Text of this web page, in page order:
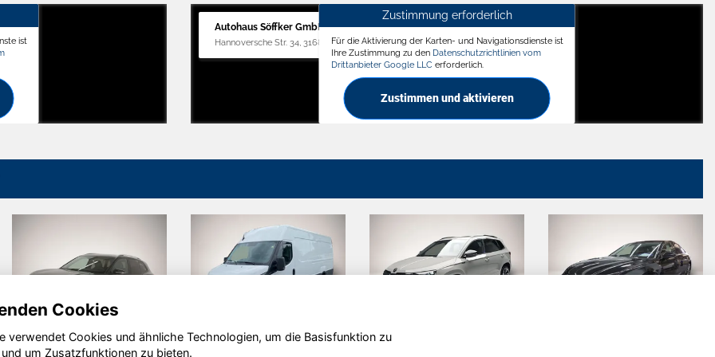
ist
Autohaus Söffker GmbH
Hannoversche Str. 34, 31688 Nienstädt
Zustimmung erforderlich
Für die Aktivierung der Karten- und Navigationsdienste ist
Ihre Zustimmung zu den Datenschutzrichtlinien vom
Drittanbieter Google LLC erforderlich.
Zustimmen und aktivieren
Karoq Audi A6 Volkswagen
Cookies
verwendet Cookies und ähnliche Technologien, um die Basisfunktion zu
um Zusatzfunktionen zu bieten.